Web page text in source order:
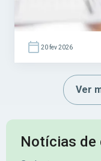
20 fev 2026
Ver
Notícias de